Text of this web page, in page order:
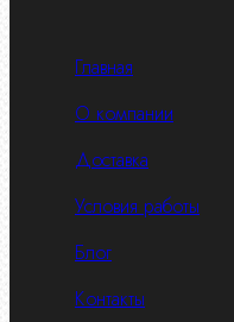
Главная
О компании
Доставка
Условия работы
Блог
Контакты